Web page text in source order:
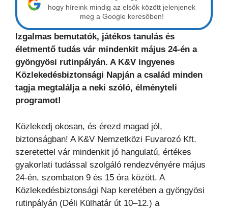
hogy híreink mindig az elsők között jelenjenek
meg a Google keresőben!
Izgalmas bemutatók, játékos tanulás és
életmentő tudás vár mindenkit május 24-én a
gyöngyösi rutinpályán. A K&V ingyenes
Közlekedésbiztonsági Napján a család minden
tagja megtalálja a neki szóló, élményteli
programot!
Közlekedj okosan, és érezd magad jól,
biztonságban! A K&V Nemzetközi Fuvarozó Kft.
szeretettel vár mindenkit jó hangulatú, értékes
gyakorlati tudással szolgáló rendezvényére május
24-én, szombaton 9 és 15 óra között. A
Közlekedésbiztonsági Nap keretében a gyöngyösi
rutinpályán (Déli Külhatár út 10–12.) a